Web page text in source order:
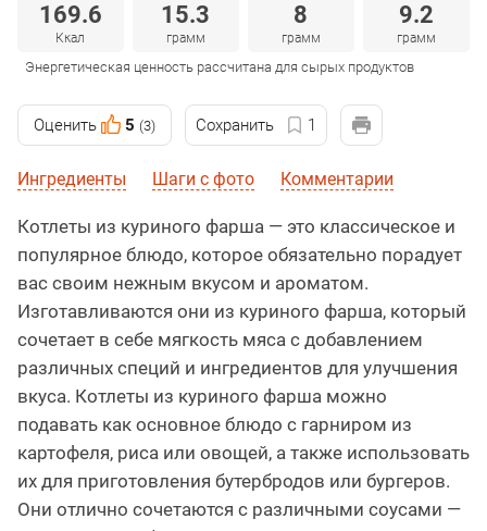
169.6
Ккал
15.3
грамм
8
грамм
9.2
грамм
Энергетическая ценность рассчитана для сырых продуктов
Оценить 5 (3) Сохранить 1
Ингредиенты Шаги с фото Комментарии
Котлеты из куриного фарша — это классическое и
популярное блюдо, которое обязательно порадует
вас своим нежным вкусом и ароматом.
Изготавливаются они из куриного фарша, который
сочетает в себе мягкость мяса с добавлением
различных специй и ингредиентов для улучшения
вкуса. Котлеты из куриного фарша можно
подавать как основное блюдо с гарниром из
картофеля, риса или овощей, а также использовать
их для приготовления бутербродов или бургеров.
Они отлично сочетаются с различными соусами —